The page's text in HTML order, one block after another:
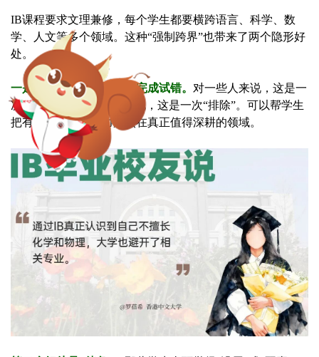
IB课程要求文理兼修，每个学生都要横跨语言、科学、数
学、人文等多个领域。这种“强制跨界”也带来了两个隐形好
处。
一是让学生在高中阶段就完成试错。 对一些人来说，这是一
次“发现”；对另一些人来说，这是一次“排除”。可以帮学生
把有限的时间和精力聚焦在真正值得深耕的领域。